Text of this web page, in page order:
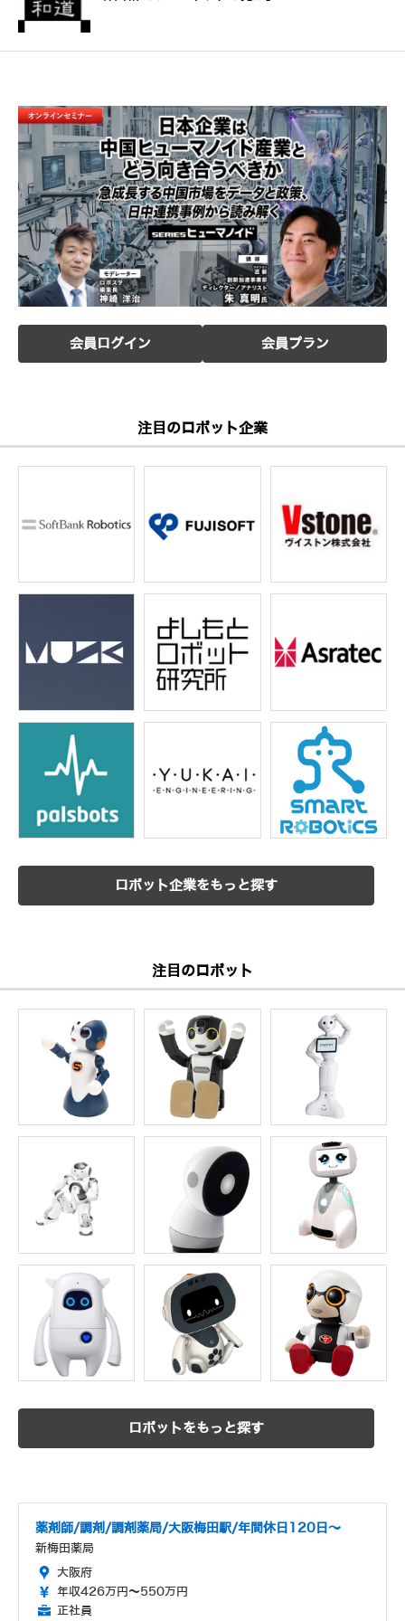
会員ログイン 会員プラン
注目のロボット企業
ロボット企業をもっと探す
注目のロボット
ロボットをもっと探す
薬剤師/調剤/調剤薬局/大阪梅田駅/年間休日120日～
新梅田薬局
大阪府
年収426万円～550万円
正社員